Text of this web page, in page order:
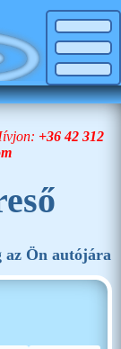
+36 42 312
az Ön autójára